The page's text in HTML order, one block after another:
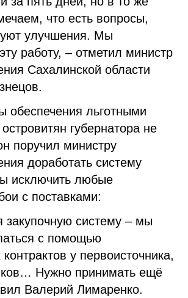
что есть вопросы,
улучшения. Мы
работу, – отметил министр
Сахалинской области
обеспечения льготными
губернатора не
поручил министру
доработать систему
исключить любые
с поставками:
систему – мы
с помощью
у первоисточника,
Нужно принимать ещё
Валерий Лимаренко.